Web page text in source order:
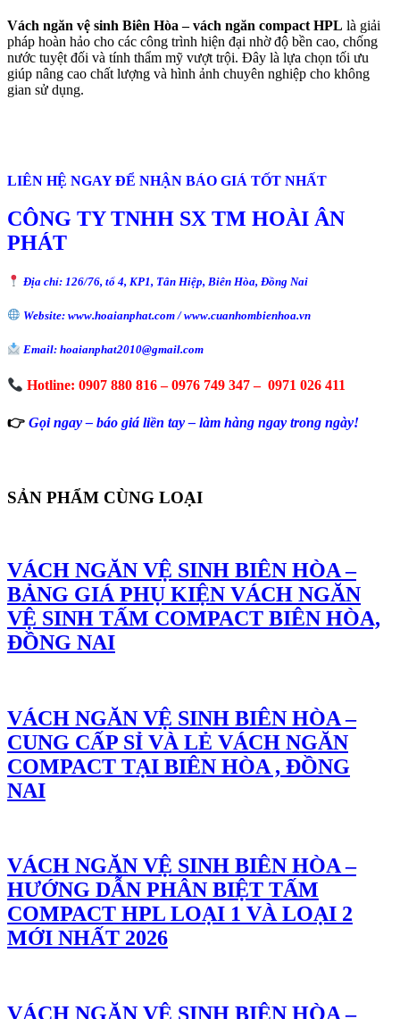
Vách ngăn vệ sinh Biên Hòa – vách ngăn compact HPL là giải
pháp hoàn hảo cho các công trình hiện đại nhờ độ bền cao, chống
nước tuyệt đối và tính thẩm mỹ vượt trội. Đây là lựa chọn tối ưu
giúp nâng cao chất lượng và hình ảnh chuyên nghiệp cho không
gian sử dụng.
LIÊN HỆ NGAY ĐỂ NHẬN BÁO GIÁ TỐT NHẤT
CÔNG TY TNHH SX TM HOÀI ÂN
PHÁT
Địa chỉ: 126/76, tổ 4, KP1, Tân Hiệp, Biên Hòa, Đồng Nai
Website: www.hoaianphat.com / www.cuanhombienhoa.vn
Email: hoaianphat2010@gmail.com
Hotline: 0907 880 816 – 0976 749 347 – 0971 026 411
👉 Gọi ngay – báo giá liền tay – làm hàng ngay trong ngày!
SẢN PHẨM CÙNG LOẠI
VÁCH NGĂN VỆ SINH BIÊN HÒA –
BẢNG GIÁ PHỤ KIỆN VÁCH NGĂN
VỆ SINH TẤM COMPACT BIÊN HÒA,
ĐỒNG NAI
VÁCH NGĂN VỆ SINH BIÊN HÒA –
CUNG CẤP SỈ VÀ LẺ VÁCH NGĂN
COMPACT TẠI BIÊN HÒA , ĐỒNG
NAI
VÁCH NGĂN VỆ SINH BIÊN HÒA –
HƯỚNG DẪN PHÂN BIỆT TẤM
COMPACT HPL LOẠI 1 VÀ LOẠI 2
MỚI NHẤT 2026
VÁCH NGĂN VỆ SINH BIÊN HÒA –